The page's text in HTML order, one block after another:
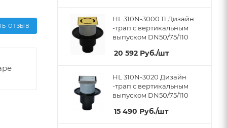
ОТЗЫВ
HL 310N-3000.11 Дизайн
-трап с вертикальным
выпуском DN50/75/110
20 592 Руб./шт
HL 310N-3020 Дизайн
-трап с вертикальным
выпуском DN50/75/110
15 490 Руб./шт